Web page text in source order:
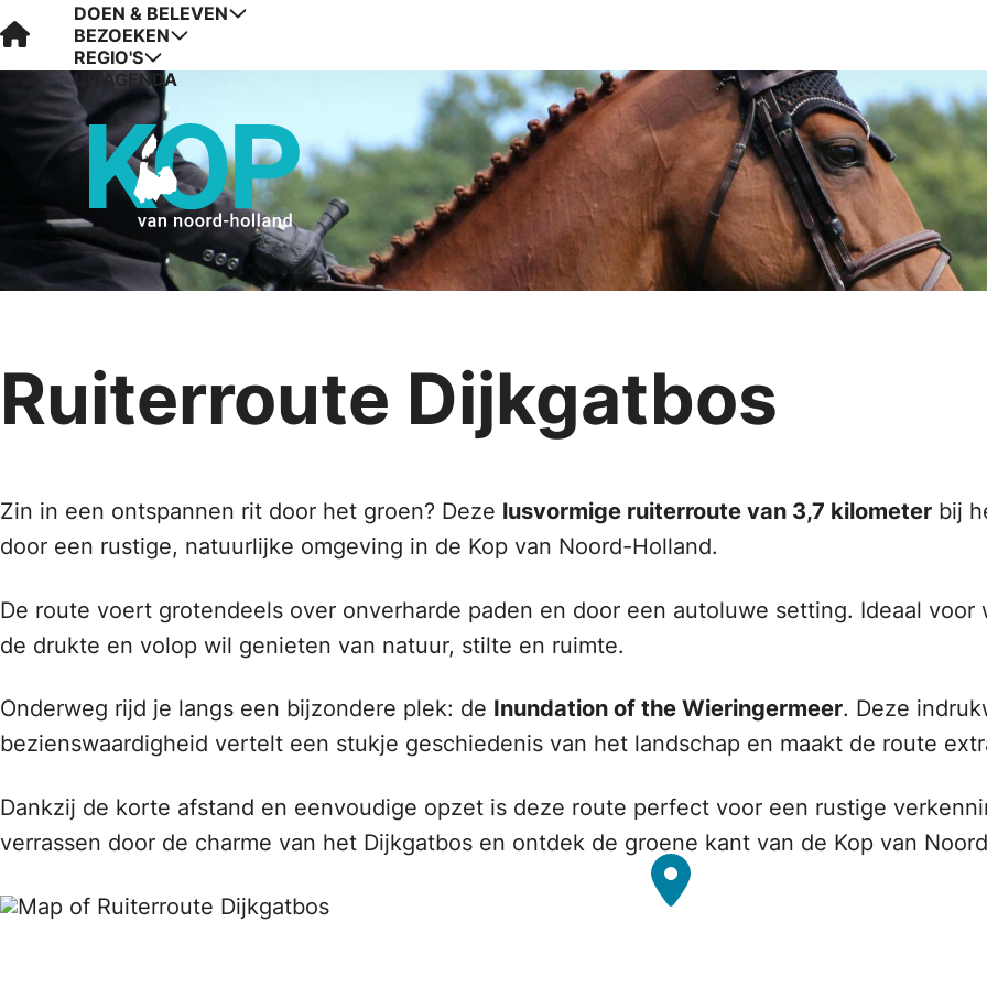
Visit Kop van Holland
DOEN & BELEVEN
BEZOEKEN
REGIO'S
UITAGENDA
Ruiterroute Dijkgatbos
Zin in een ontspannen rit door het groen? Deze lusvormige ruiterroute van 3,7 kilometer bij
door een rustige, natuurlijke omgeving in de Kop van Noord-Holland.
De route voert grotendeels over onverharde paden en door een autoluwe setting. Ideaal voor
de drukte en volop wil genieten van natuur, stilte en ruimte.
Onderweg rijd je langs een bijzondere plek: de Inundation of the Wieringermeer. Deze
bezienswaardigheid vertelt een stukje geschiedenis van het landschap en maakt de route
Dankzij de korte afstand en eenvoudige opzet is deze route perfect voor een rustige
verrassen door de charme van het Dijkgatbos en ontdek de groene kant van de Kop van